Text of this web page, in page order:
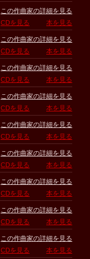
この作曲家の詳細を見る
CDを見る
本を見る
この作曲家の詳細を見る
CDを見る
本を見る
この作曲家の詳細を見る
CDを見る
本を見る
この作曲家の詳細を見る
CDを見る
本を見る
この作曲家の詳細を見る
CDを見る
本を見る
この作曲家の詳細を見る
CDを見る
本を見る
この作曲家の詳細を見る
CDを見る
本を見る
この作曲家の詳細を見る
CDを見る
本を見る
この作曲家の詳細を見る
CDを見る
本を見る